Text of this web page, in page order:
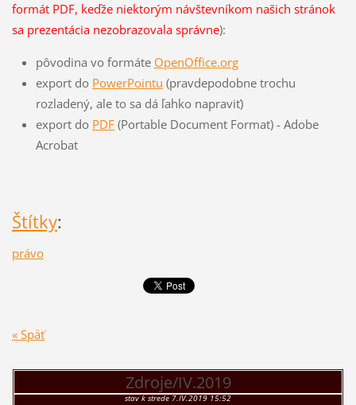
formát PDF, keďže niektorým návštevníkom našich stránok
sa prezentácia nezobrazovala správne):
pôvodina vo formáte OpenOffice.org
export do PowerPointu (pravdepodobne trochu
rozladený, ale to sa dá ľahko napraviť)
export do PDF(Portable Document Format) - Adobe
Acrobat
Štítky:
právo
« Späť
Zdroje/IV.2019
stav k strede 7.IV.2019 15:52